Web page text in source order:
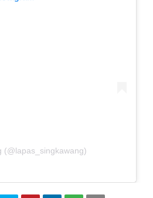
(@lapas_singkawang)